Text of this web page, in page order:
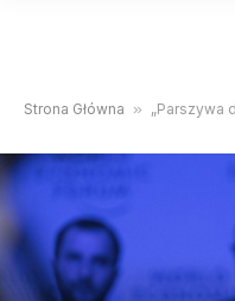
Strona Główna » „Parszywa